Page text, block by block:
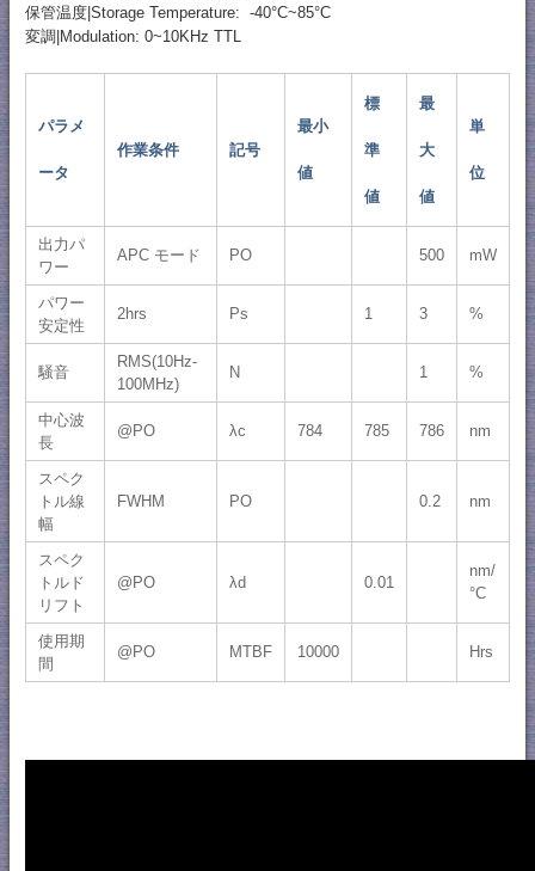
保管温度|Storage Temperature: -40°C~85°C
変調|Modulation: 0~10KHz TTL
パラメ
ータ
作業条件 記号
最小
値
標
準
値
最
大
値
単
位
出力パ
ワー
APC モード PO 500 mW
パワー
安定性
2hrs Ps 1 3 %
騒音
RMS(10Hz-
100MHz)
N 1 %
中心波
長
@PO λc 784 785 786 nm
スペク
トル線
幅
FWHM PO 0.2 nm
スペク
トルド
リフト
@PO λd 0.01
nm/
°C
使用期
間
@PO MTBF 10000 Hrs